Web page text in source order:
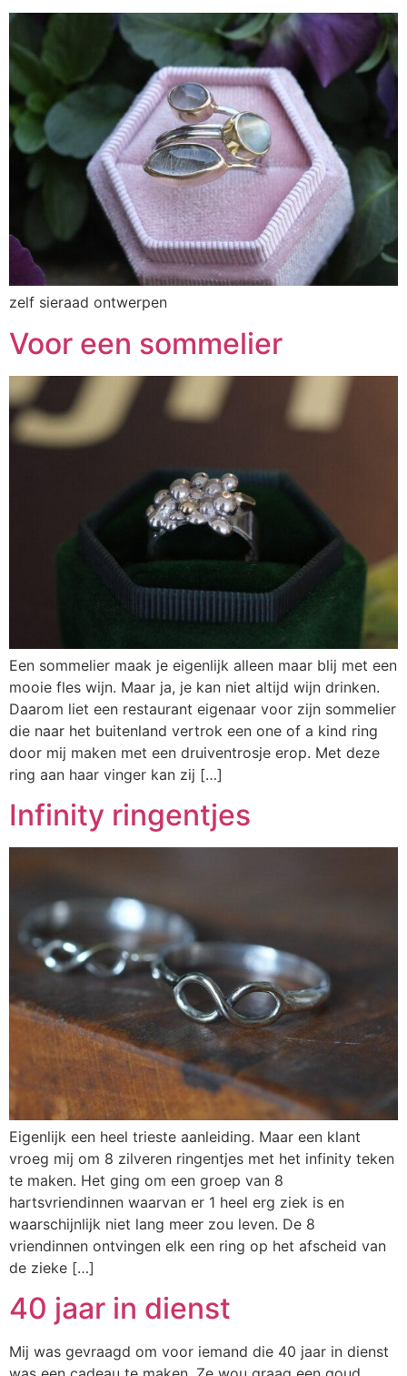
zelf sieraad ontwerpen
Voor een sommelier
Een sommelier maak je eigenlijk alleen maar blij met een
mooie fles wijn. Maar ja, je kan niet altijd wijn drinken.
Daarom liet een restaurant eigenaar voor zijn sommelier
die naar het buitenland vertrok een one of a kind ring
door mij maken met een druiventrosje erop. Met deze
ring aan haar vinger kan zij […]
Infinity ringentjes
Eigenlijk een heel trieste aanleiding. Maar een klant
vroeg mij om 8 zilveren ringentjes met het infinity teken
te maken. Het ging om een groep van 8
hartsvriendinnen waarvan er 1 heel erg ziek is en
waarschijnlijk niet lang meer zou leven. De 8
vriendinnen ontvingen elk een ring op het afscheid van
de zieke […]
40 jaar in dienst
Mij was gevraagd om voor iemand die 40 jaar in dienst